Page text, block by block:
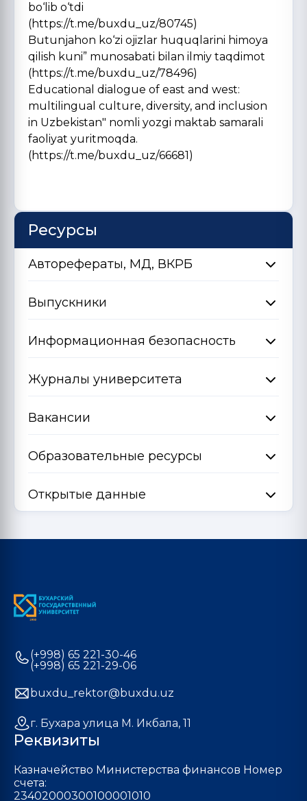
bo‘lib o‘tdi
(https://t.me/buxdu_uz/80745)
Butunjahon ko‘zi ojizlar huquqlarini himoya
qilish kuni” munosabati bilan ilmiy taqdimot
(https://t.me/buxdu_uz/78496)
Educational dialogue of east and west:
multilingual culture, diversity, and inclusion
in Uzbekistan" nomli yozgi maktab samarali
faoliyat yuritmoqda.
(https://t.me/buxdu_uz/66681)
Ресурсы
Авторефераты, МД, ВКРБ
Выпускники
Информационная безопасность
Журналы университета
Вакансии
Образовательные ресурсы
Открытые данные
(+998) 65 221-30-46
(+998) 65 221-29-06
buxdu_rektor@buxdu.uz
г. Бухара улица М. Икбала, 11
Реквизиты
Казначейство Министерства финансов Номер
счета:
23402000300100001010